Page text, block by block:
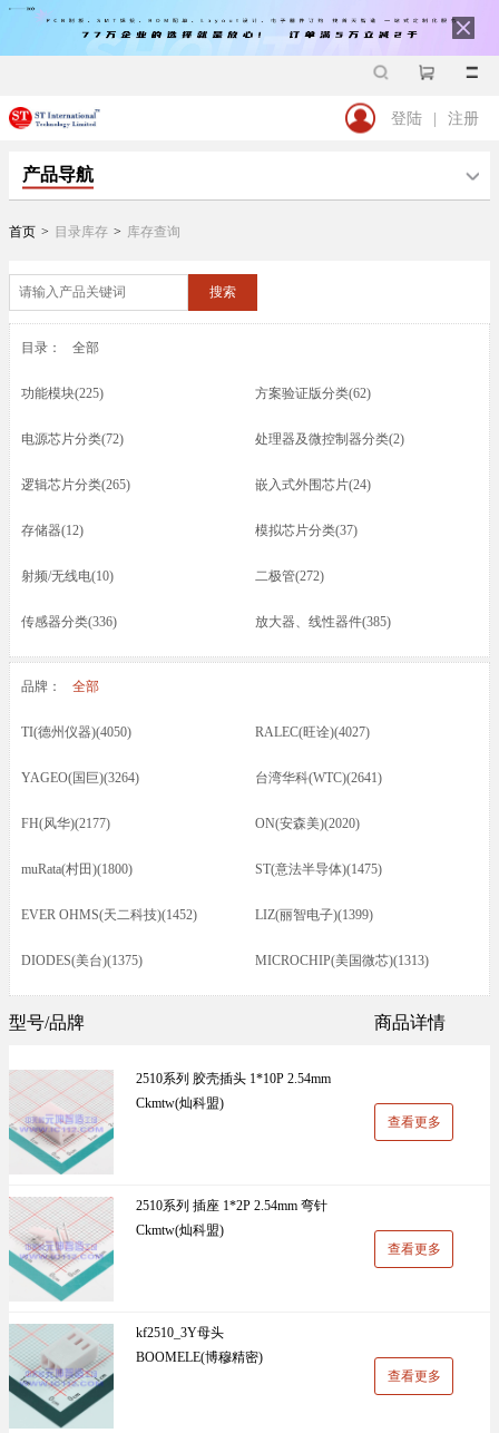
登陆 | 注册
产品导航
首页 > 目录库存 > 库存查询
搜索
目录： 全部
功能模块(225) 方案验证版分类(62)
电源芯片分类(72) 处理器及微控制器分类(2)
逻辑芯片分类(265) 嵌入式外围芯片(24)
存储器(12) 模拟芯片分类(37)
射频/无线电(10) 二极管(272)
传感器分类(336) 放大器、线性器件(385)
接口芯片分类(166) 驱动器(8)
万能板(14)
品牌： 全部
TI(德州仪器)(4050) RALEC(旺诠)(4027)
YAGEO(国巨)(3264) 台湾华科(WTC)(2641)
FH(风华)(2177) ON(安森美)(2020)
muRata(村田)(1800) ST(意法半导体)(1475)
EVER OHMS(天二科技)(1452) LIZ(丽智电子)(1399)
DIODES(美台)(1375) MICROCHIP(美国微芯)(1313)
UniOhm台湾厚声（授权代理）(983)
国产(926)
LINEAR(凌特)(728) AISHI(艾华集团)(668)
ST(先科)(660)
ADI(亚德诺)(629)
HKR(香港电阻)(619)
型号/品牌 商品详情
2510系列 胶壳插头 1*10P 2.54mm
Ckmtw(灿科盟)
查看更多
2510系列 插座 1*2P 2.54mm 弯针
Ckmtw(灿科盟)
查看更多
kf2510_3Y母头
BOOMELE(博穆精密)
查看更多